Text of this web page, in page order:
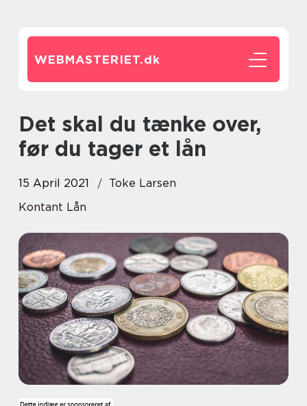
WEBMASTERIET.dk
Det skal du tænke over,
før du tager et lån
15 April 2021
Toke Larsen
Kontant Lån